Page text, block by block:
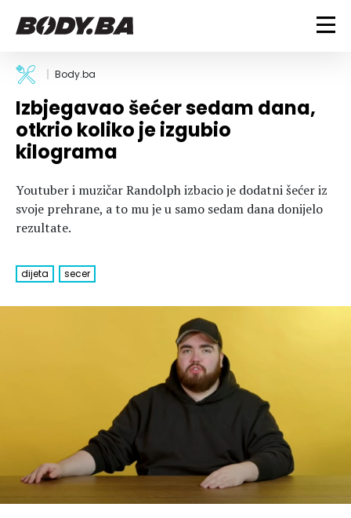
FITNESS
Vježbanje
Mršanje
Discipline
BODYBUILDING
Trening i vježbe
Savjeti
Ostalo
ISHRANA
Dijete
Nutricionizam
Recepti
Tablica kalorija
ZDRAVLJE
Um i tijelo
Lifestyle
Trudnice
Bodybuilding
Fitness
Tehnologija
Body.ba
Izbjegavao šećer sedam dana,
otkrio koliko je izgubio
kilograma
Youtuber i muzičar Randolph izbacio je dodatni šećer iz
svoje prehrane, a to mu je u samo sedam dana donijelo
rezultate.
dijeta secer